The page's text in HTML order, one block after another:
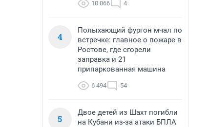
10 066 4
4
Полыхающий фургон мчал по
встречке: главное о пожаре в
Ростове, где сгорели
заправка и 21
припаркованная машина
6 494 54
5
Двое детей из Шахт погибли
на Кубани из-за атаки БПЛА